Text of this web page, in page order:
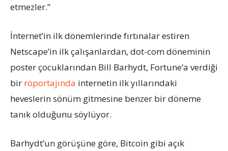
etmezler.”
İnternet’in ilk dönemlerinde fırtınalar estiren
Netscape’in ilk çalışanlardan, dot-com döneminin
poster çocuklarından Bill Barhydt, Fortune’a verdiği
bir röportajında internetin ilk yıllarındaki
heveslerin sönüm gitmesine benzer bir döneme
tanık olduğunu söylüyor.
Barhydt’un görüşüne göre, Bitcoin gibi açık